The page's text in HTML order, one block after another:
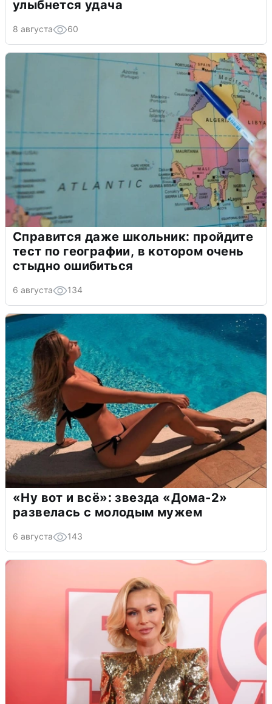
улыбнется удача
8 августа 60
Справится даже школьник: пройдите
тест по географии, в котором очень
стыдно ошибиться
6 августа 134
«Ну вот и всё»: звезда «Дома-2»
развелась с молодым мужем
6 августа 143